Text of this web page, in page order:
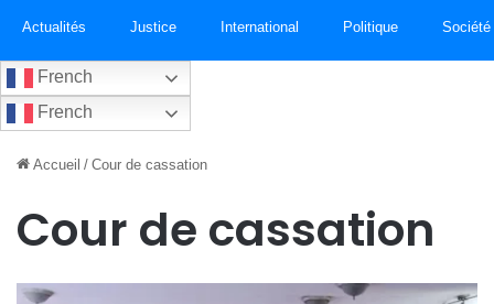
Actualités Justice International Politique Société
French
French
Accueil / Cour de cassation
Cour de cassation